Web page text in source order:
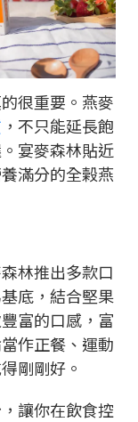
很重要。燕麥
，不只能延長飽
宴麥森林貼近
滿分的全榖燕
林推出多款口
底，結合堅果
富的口感，富
作正餐、運動
剛剛好。
讓你在飲食控